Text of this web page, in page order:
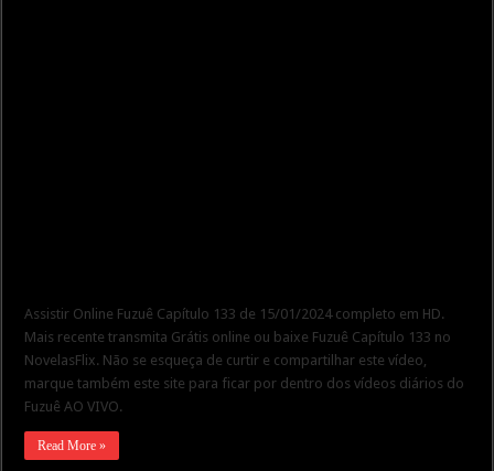
Assistir Online Fuzuê Capítulo 133 de 15/01/2024 completo em HD.
Mais recente transmita Grátis online ou baixe Fuzuê Capítulo 133 no
NovelasFlix. Não se esqueça de curtir e compartilhar este vídeo,
marque também este site para ficar por dentro dos vídeos diários do
Fuzuê AO VIVO.
Read More »